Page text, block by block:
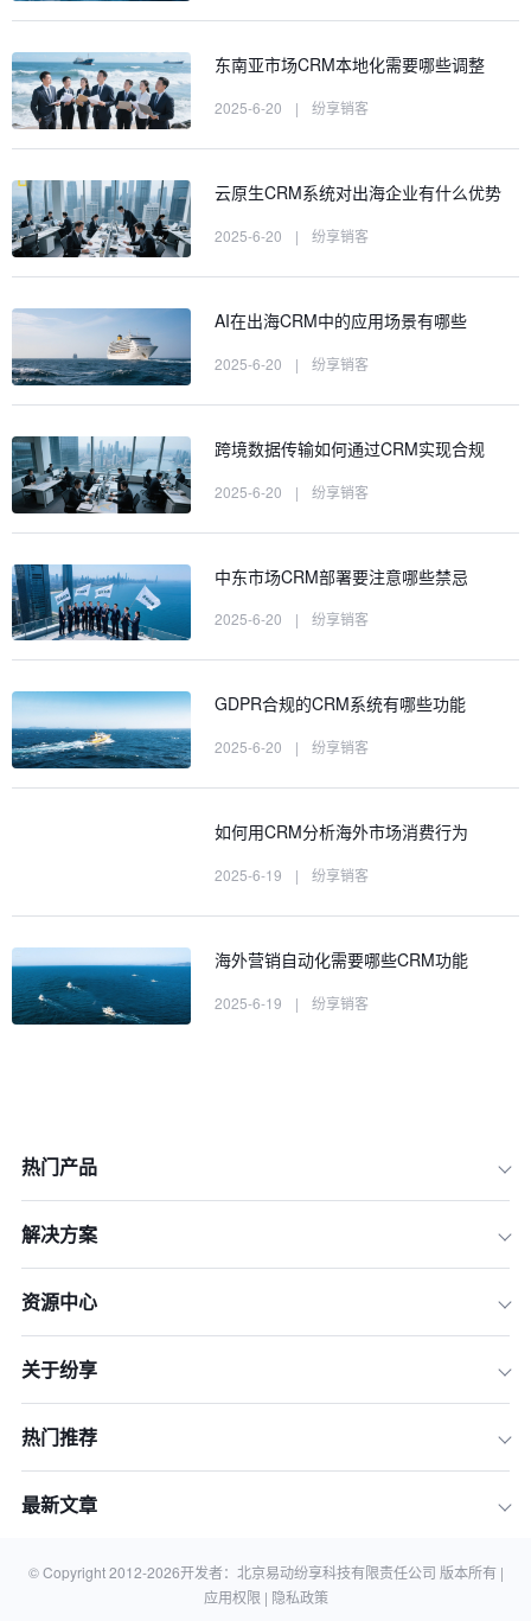
三、CRM系统在大客户管理中的核心策
四、企业出海中CRM选型与实施的关键
六、结语
东南亚市场CRM本地化需要哪些调整
2025-6-20 | 纷享销客
云原生CRM系统对出海企业有什么优势
2025-6-20 | 纷享销客
AI在出海CRM中的应用场景有哪些
2025-6-20 | 纷享销客
跨境数据传输如何通过CRM实现合规
2025-6-20 | 纷享销客
中东市场CRM部署要注意哪些禁忌
2025-6-20 | 纷享销客
GDPR合规的CRM系统有哪些功能
2025-6-20 | 纷享销客
如何用CRM分析海外市场消费行为
2025-6-19 | 纷享销客
海外营销自动化需要哪些CRM功能
2025-6-19 | 纷享销客
热门产品
解决方案
资源中心
关于纷享
热门推荐
最新文章
© Copyright 2012-2026开发者：北京易动纷享科技有限责任公司 版本所有 |
应用权限 | 隐私政策